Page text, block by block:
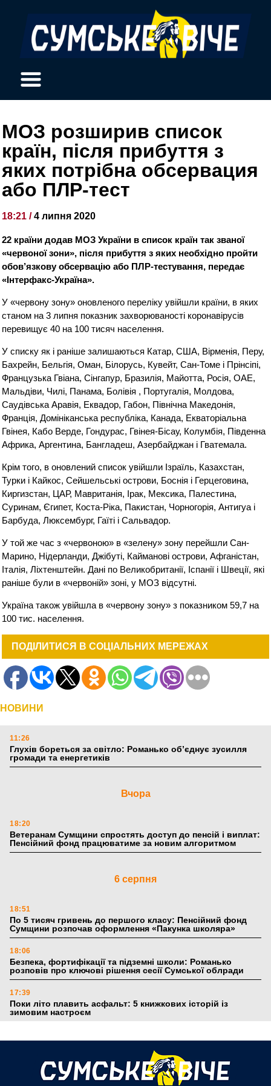
МОЗ розширив список
країн, після прибуття з
яких потрібна обсервация
або ПЛР-тест
18:21 /4 липня 2020
22 країни додав МОЗ України в список країн так званої
«червоної зони», після прибуття з яких необхідно пройти
обов’язкову обсервацію або ПЛР-тестування, передає
«Інтерфакс-Україна».
У «червону зону» оновленого переліку увійшли країни, в яких
станом на 3 липня показник захворюваності коронавірусів
перевищує 40 на 100 тисяч населення.
У списку як і раніше залишаються Катар, США, Вірменія, Перу,
Бахрейн, Бельгія, Оман, Білорусь, Кувейт, Сан-Томе і Прінсіпі,
Французька Гвіана, Сінгапур, Бразилія, Майотта, Росія, ОАЕ,
Мальдіви, Чилі, Панама, Болівія , Португалія, Молдова,
Саудівська Аравія, Еквадор, Габон, Північна Македонія,
Франція, Домініканська республіка, Канада, Екваторіальна
Гвінея, Кабо Верде, Гондурас, Гвінея-Бісау, Колумбія, Південна
Африка, Аргентина, Бангладеш, Азербайджан і Гватемала.
Крім того, в оновлений список увійшли Ізраїль, Казахстан,
Турки і Кайкос, Сейшельські острови, Боснія і Герцеговина,
Киргизстан, ЦАР, Мавританія, Ірак, Мексика, Палестина,
Суринам, Єгипет, Коста-Ріка, Пакистан, Чорногорія, Антигуа і
Барбуда, Люксембург, Гаїті і Сальвадор.
У той же час з «червоною» в «зелену» зону перейшли Сан-
Марино, Нідерланди, Джібуті, Кайманові острови, Афганістан,
Італія, Ліхтенштейн. Дані по Великобританії, Іспанії і Швеції, які
раніше були в «червоній» зоні, у МОЗ відсутні.
Україна також увійшла в «червону зону» з показником 59,7 на
100 тис. населення.
ПОДІЛИТИСЯ В СОЦІАЛЬНИХ МЕРЕЖАХ
НОВИНИ
11:26
Глухів бореться за світло: Романько об’єднує зусилля
громади та енергетиків
Вчора
18:20
Ветеранам Сумщини спростять доступ до пенсій і виплат:
Пенсійний фонд працюватиме за новим алгоритмом
6 серпня
18:51
По 5 тисяч гривень до першого класу: Пенсійний фонд
Сумщини розпочав оформлення «Пакунка школяра»
18:06
Безпека, фортифікації та підземні школи: Романько
розповів про ключові рішення сесії Сумської облради
17:39
Поки літо плавить асфальт: 5 книжкових історій із
зимовим настроєм
5 серпня